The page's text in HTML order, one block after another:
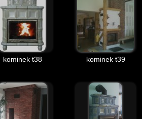
kominek t38 kominek t39